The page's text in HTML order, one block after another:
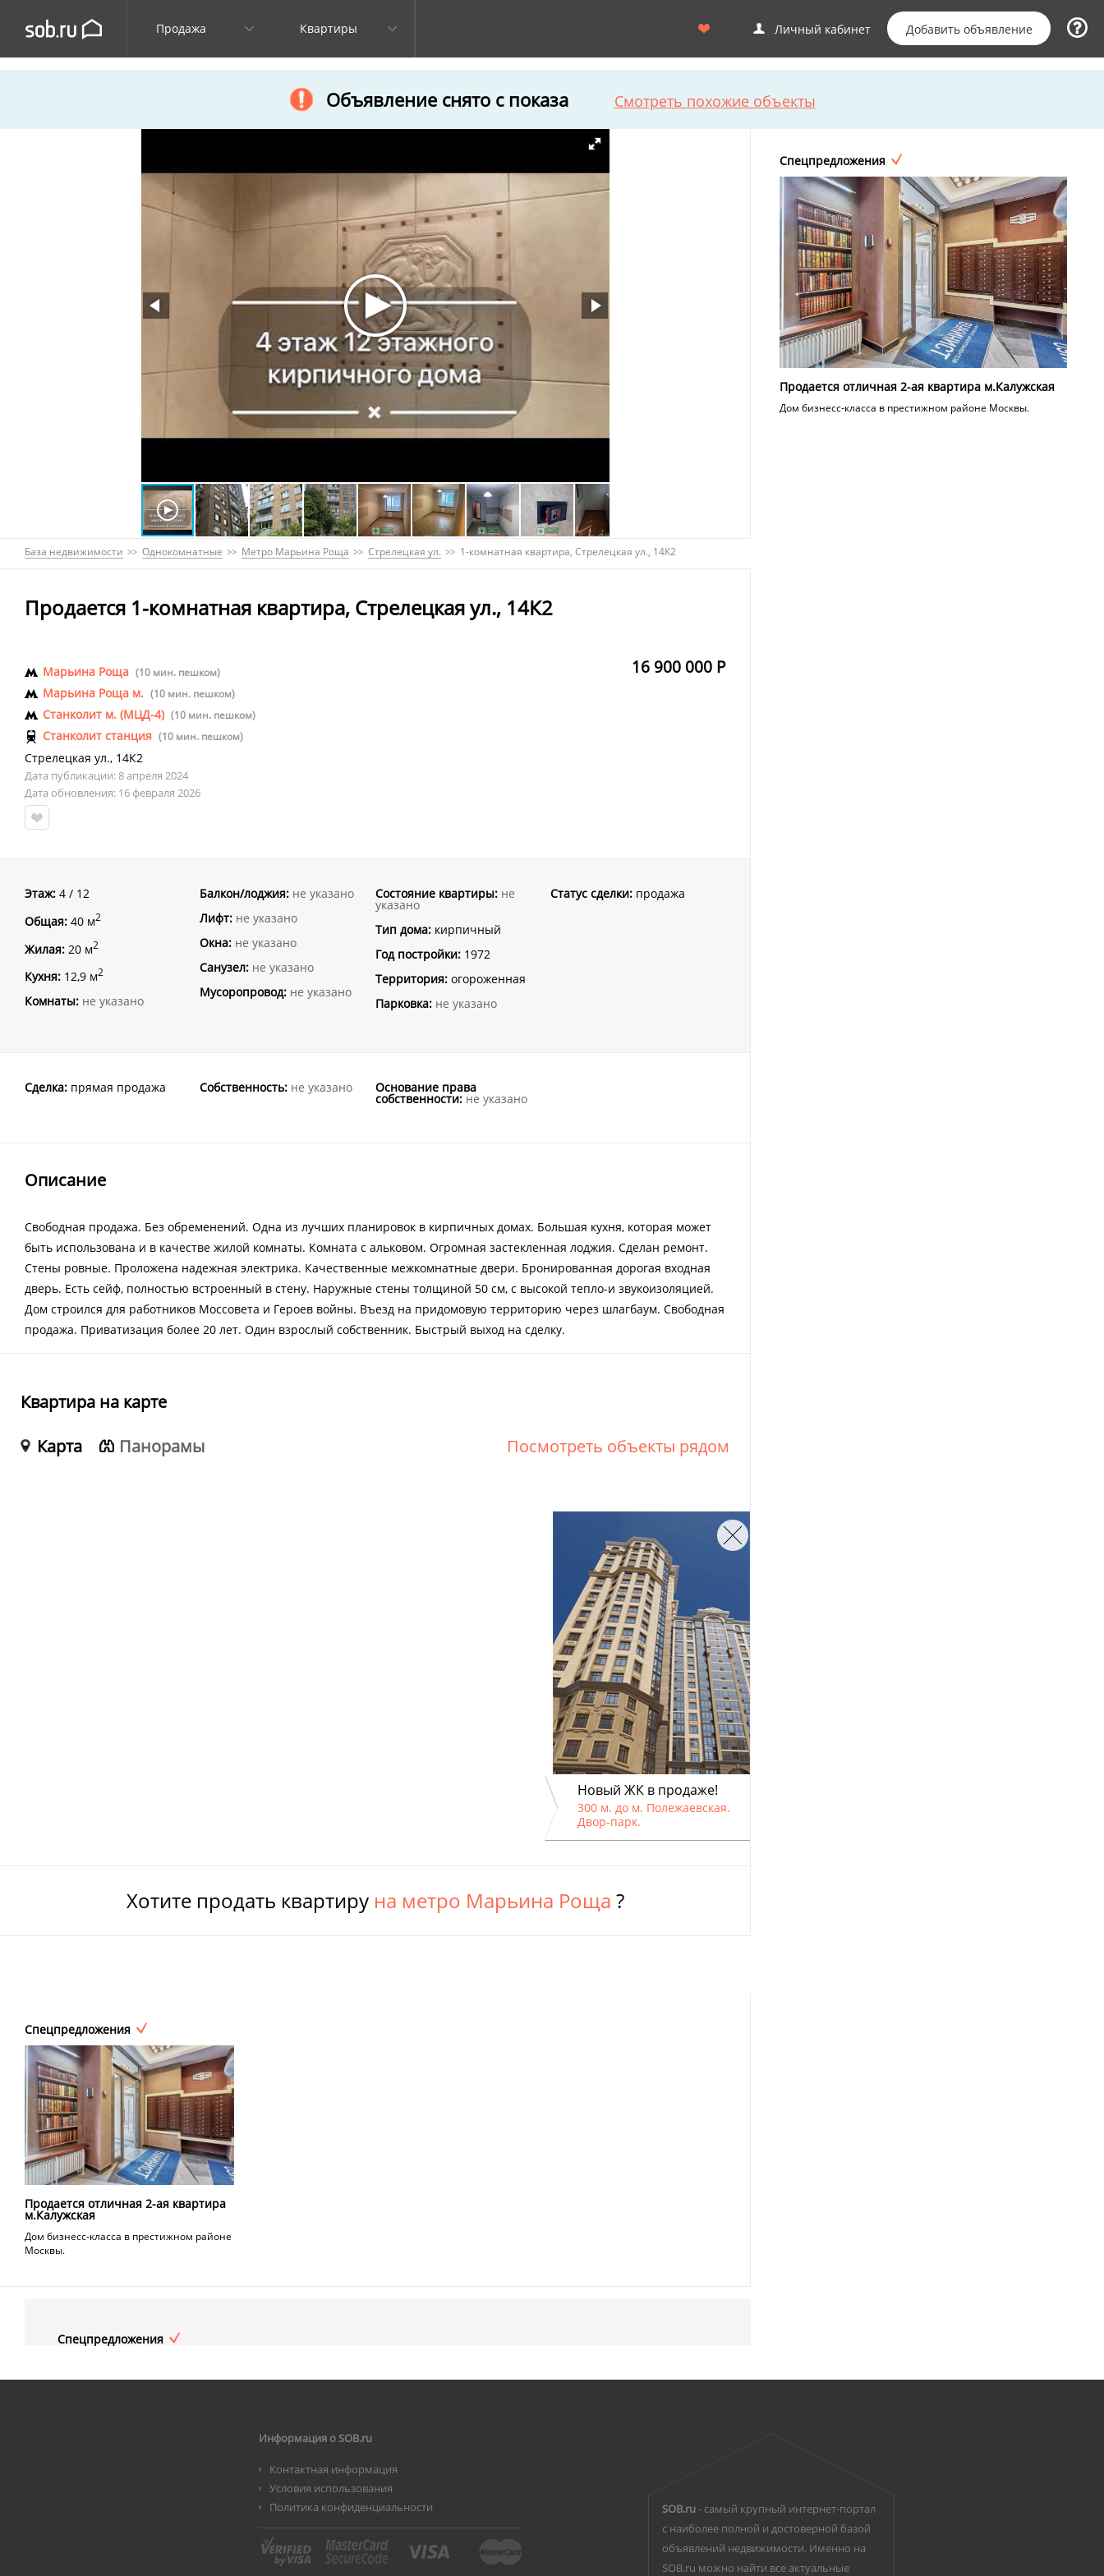
Продажа Квартиры Личный кабинет Добавить объявление
Объявление снято с показа Смотреть похожие объекты
Спецпредложения
Продается отличная 2-ая квартира м.Калужская
Дом бизнесс-класса в престижном районе Москвы.
База недвижимости Однокомнатные Метро Марьина Роща Стрелецкая ул. 1-комнатная квартира, Стрелецкая ул., 14К2
Продается 1-комнатная квартира, Стрелецкая ул., 14К2
16 900 000 Р
Марьина Роща (10 мин. пешком)
Марьина Роща м. (10 мин. пешком)
Станколит м. (МЦД-4) (10 мин. пешком)
Станколит станция (10 мин. пешком)
Стрелецкая ул., 14К2
Дата публикации: 8 апреля 2024
Дата обновления: 16 февраля 2026
Этаж: 4 / 12
Общая: 40 м2
Жилая: 20 м2
Кухня: 12,9 м2
Комнаты: не указано
Балкон/лоджия: не указано
Лифт: не указано
Окна: не указано
Санузел: не указано
Мусоропровод: не указано
Состояние квартиры: не
указано
Тип дома:кирпичный
Год постройки:1972
Территория:огороженная
Парковка: не указано
Статус сделки:продажа
Сделка: прямая продажа Собственность: не указано Основание права
собственности: не указано
Описание
Свободная продажа. Без обременений. Одна из лучших планировок в кирпичных домах. Большая кухня, которая может
быть использована и в качестве жилой комнаты. Комната с альковом. Огромная застекленная лоджия. Сделан ремонт.
Стены ровные. Проложена надежная электрика. Качественные межкомнатные двери. Бронированная дорогая входная
дверь. Есть сейф, полностью встроенный в стену. Наружные стены толщиной 50 см, с высокой тепло-и звукоизоляцией.
Дом строился для работников Моссовета и Героев войны. Въезд на придомовую территорию через шлагбаум. Свободная
продажа. Приватизация более 20 лет. Один взрослый собственник. Быстрый выход на сделку.
Квартира на карте
Карта
Панорамы Посмотреть объекты рядом
Новый ЖК в продаже!
300 м. до м. Полежаевская.
Двор-парк.
Хотите продать квартиру на метро Марьина Роща ?
Спецпредложения
Продается отличная 2-ая квартира
м.Калужская
Дом бизнесс-класса в престижном районе
Москвы.
Спецпредложения
Информация о SOB.ru
Контактная информация
Условия использования
Политика конфиденциальности
SOB.ru- самый крупный интернет-портал
с наиболее полной и достоверной базой
объявлений недвижимости. Именно на
SOB.ru можно найти все актуальные